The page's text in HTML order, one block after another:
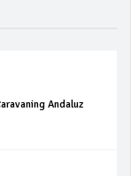
Andaluz